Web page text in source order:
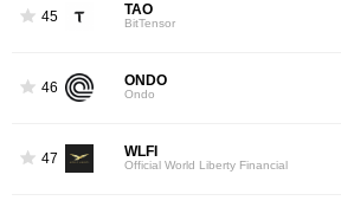
45 TAO
BitTensor
46 ONDO
Ondo
47 WLFI
Official World Liberty Financial